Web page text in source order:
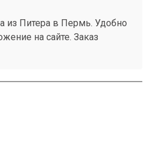
из Питера в Пермь. Удобно
на сайте. Заказ